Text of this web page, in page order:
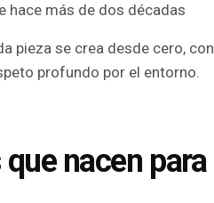
hace más de dos décadas
pieza se crea desde cero, con
profundo por el entorno.
nacen para